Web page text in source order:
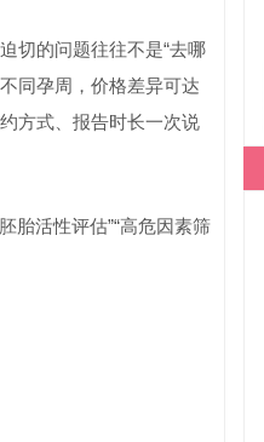
切的问题往往不是“去哪
同孕周，价格差异可达
方式、报告时长一次说
胎活性评估”“高危因素筛